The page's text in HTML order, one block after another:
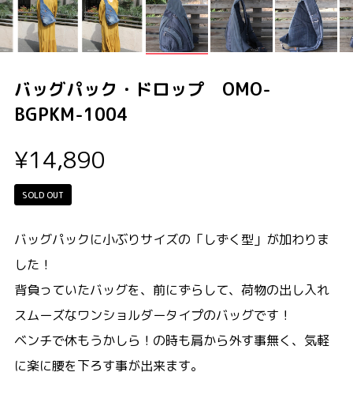
バッグパック・ドロップ OMO-
BGPKM-1004
¥14,890
SOLD OUT
バッグパックに小ぶりサイズの「しずく型」が加わりま
した！
背負っていたバッグを、前にずらして、荷物の出し入れ
スムーズなワンショルダータイプのバッグです！
ベンチで休もうかしら！の時も肩から外す事無く、気軽
に楽に腰を下ろす事が出来ます。